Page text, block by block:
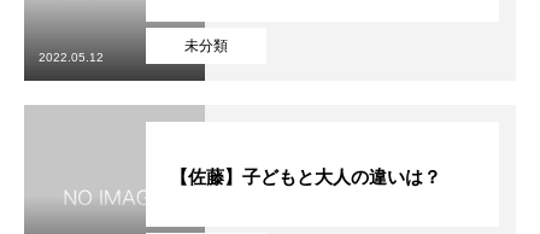
未分類
2022.05.12
【佐藤】子どもと大人の違いは？